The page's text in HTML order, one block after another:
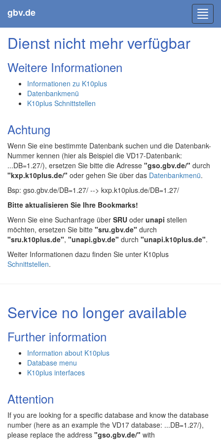
gbv.de
Dienst nicht mehr verfügbar
Weitere Informationen
Informationen zu K10plus
Datenbankmenü
K10plus Schnittstellen
Achtung
Wenn Sie eine bestimmte Datenbank suchen und die Datenbank-
Nummer kennen (hier als Beispiel die VD17-Datenbank:
...DB=1.27/), ersetzen Sie bitte die Adresse "gso.gbv.de/" durch
"kxp.k10plus.de/" oder gehen Sie über das Datenbankmenü.
Bsp: gso.gbv.de/DB=1.27/ --> kxp.k10plus.de/DB=1.27/
Bitte aktualisieren Sie Ihre Bookmarks!
Wenn Sie eine Suchanfrage über SRU oder unapi stellen
möchten, ersetzen Sie bitte "sru.gbv.de" durch
"sru.k10plus.de", "unapi.gbv.de" durch "unapi.k10plus.de".
Weiter Informationen dazu finden Sie unter K10plus
Schnittstellen.
Service no longer available
Further information
Information about K10plus
Database menu
K10plus interfaces
Attention
If you are looking for a specific database and know the database
number (here as an example the VD17 database: ...DB=1.27/),
please replace the address "gso.gbv.de/" with